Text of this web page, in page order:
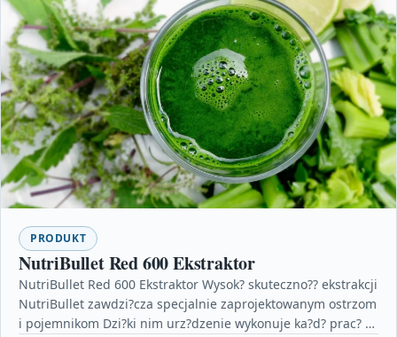
PRODUKT
NutriBullet Red 600 Ekstraktor
NutriBullet Red 600 Ekstraktor Wysok? skuteczno?? ekstrakcji
NutriBullet zawdzi?cza specjalnie zaprojektowanym ostrzom
i pojemnikom Dzi?ki nim urz?dzenie wykonuje ka?d? prac? w